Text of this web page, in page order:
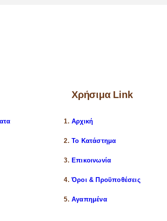
Χρήσιμα Link
Αρχική
Το Κατάστημα
Επικοινωνία
Όροι & Προϋποθέσεις
Αγαπημένα